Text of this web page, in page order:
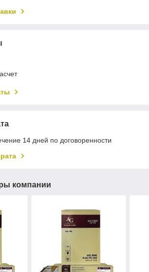
14 дней по договоренности
компании